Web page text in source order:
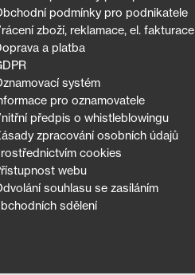
podmínky pro podnikatele
zboží, reklamace, el. fakturace
a platba
systém
pro oznamovatele
předpis o whistleblowingu
zpracování osobních údajů
cookies
webu
souhlasu se zasíláním
sdělení